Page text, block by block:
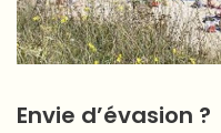
Envie d’évasion ?